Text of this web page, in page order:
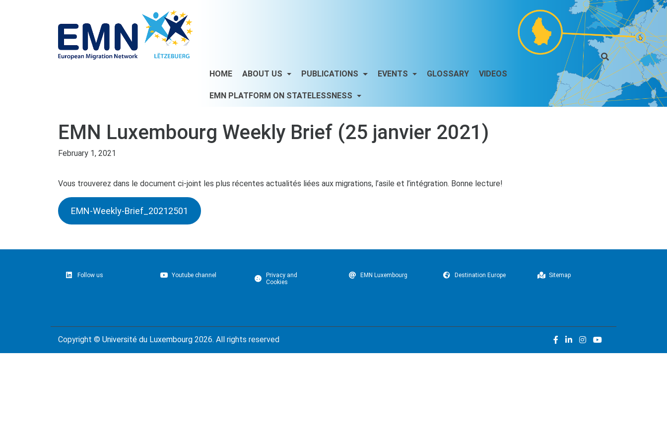
HOME ABOUT US PUBLICATIONS EVENTS GLOSSARY VIDEOS
EMN PLATFORM ON STATELESSNESS
EMN Luxembourg Weekly Brief (25 janvier 2021)
February 1, 2021
Vous trouverez dans le document ci-joint les plus récentes actualités liées aux migrations, l’asile et l’intégration. Bonne lecture!
EMN-Weekly-Brief_20212501
Follow us Youtube channel
Privacy and
Cookies
EMN Luxembourg Destination Europe Sitemap
Copyright © Université du Luxembourg 2026. All rights reserved